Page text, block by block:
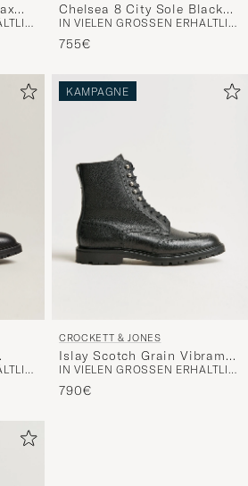
IN VIELEN GRÖSSEN ERHÄLTLICH
Chelsea 8 City Sole Black
Calf
IN VIELEN GRÖSSEN ERHÄLTLICH
755€
IN VIELEN GRÖSSEN ERHÄLTLICH
KAMPAGNE
CROCKETT & JONES
Islay Scotch Grain Vibram
Boot Black Calf
IN VIELEN GRÖSSEN ERHÄLTLICH
790€